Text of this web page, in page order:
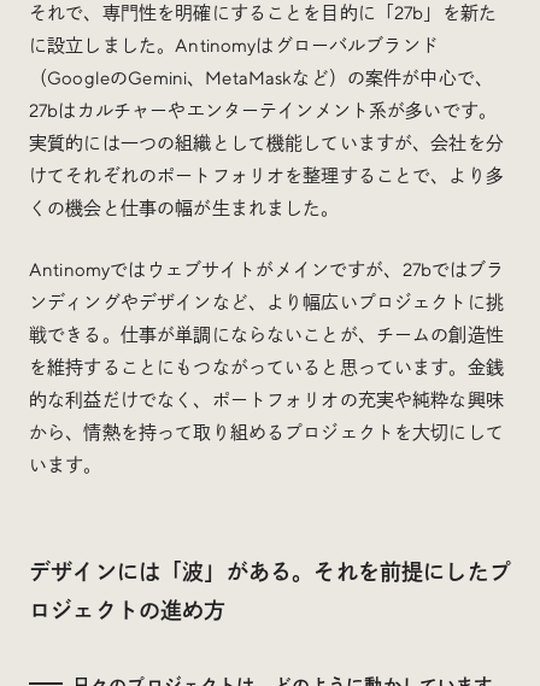
それで、専門性を明確にすることを目的に「27b」を新た
に設立しました。Antinomyはグローバルブランド
（GoogleのGemini、MetaMaskなど）の案件が中心で、
27bはカルチャーやエンターテインメント系が多いです。
実質的には一つの組織として機能していますが、会社を分
けてそれぞれのポートフォリオを整理することで、より多
くの機会と仕事の幅が生まれました。
Antinomyではウェブサイトがメインですが、27bではブラ
ンディングやデザインなど、より幅広いプロジェクトに挑
戦できる。仕事が単調にならないことが、チームの創造性
を維持することにもつながっていると思っています。金銭
的な利益だけでなく、ポートフォリオの充実や純粋な興味
から、情熱を持って取り組めるプロジェクトを大切にして
います。
デザインには「波」がある。それを前提にしたプ
ロジェクトの進め方